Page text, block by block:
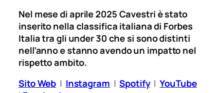
Nel mese di aprile 2025 Cavestri è stato
inserito nella classifica italiana di Forbes
Italia tra gli under 30 che si sono distinti
nell’anno e stanno avendo un impatto nel
rispetto ambito.
Sito Web | Instagram |Spotify|YouTube